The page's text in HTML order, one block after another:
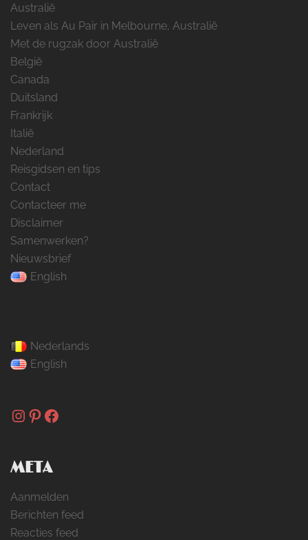
Australië
Leven als Au Pair in Melbourne, Australië
Met de rugzak door Australië
België
Canada
Duitsland
Frankrijk
Italië
Nederland
Reisgidsen en tips
Contact
Contacteer me
Disclaimer
Samenwerken?
Nieuwsbrief
English
Nederlands
English
Instagram
Pinterest
Facebook
META
Aanmelden
Berichten feed
Reacties feed